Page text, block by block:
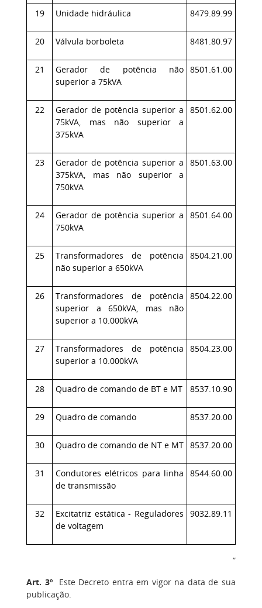
19 Unidade hidráulica 8479.89.99
20 Válvula borboleta 8481.80.97
21
Gerador de potência não
superior a 75kVA
8501.61.00
22
Gerador de potência superior a
75kVA, mas não superior a
375kVA
8501.62.00
23
Gerador de potência superior a
375kVA, mas não superior a
750kVA
8501.63.00
24
Gerador de potência superior a
750kVA
8501.64.00
25
Transformadores de potência
não superior a 650kVA
8504.21.00
26
Transformadores de potência
superior a 650kVA, mas não
superior a 10.000kVA
8504.22.00
27
Transformadores de potência
superior a 10.000kVA
8504.23.00
28 Quadro de comando de BT e MT 8537.10.90
29 Quadro de comando 8537.20.00
30 Quadro de comando de NT e MT 8537.20.00
31
Condutores elétricos para linha
de transmissão
8544.60.00
32
Excitatriz estática - Reguladores
de voltagem
9032.89.11
”
Art. 3ºEste Decreto entra em vigor na data de sua
publicação.